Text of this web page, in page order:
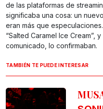
de las plataformas de
significaba una cosa: un
eran más que
“Salted Caramel Ice Cream”,
comunicado, lo confirmaban.
TAMBIÉN TE PUEDE INTERESAR